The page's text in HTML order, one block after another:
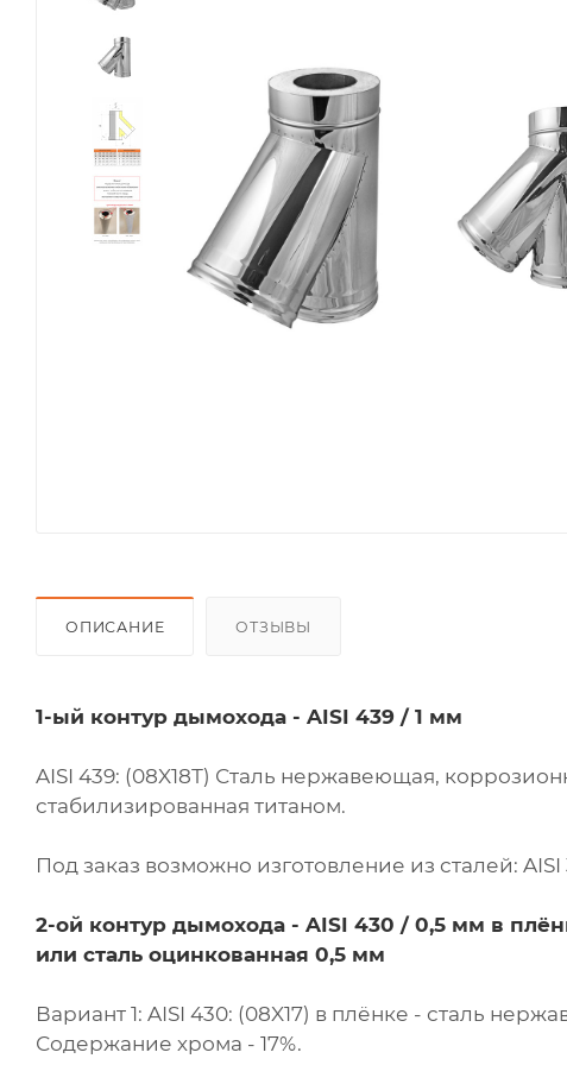
ОПИСАНИЕ ОТЗЫВЫ
1-ый контур дымохода - AISI 439 / 1 мм
AISI 439: (08X18Т) Сталь нержавеющая,
стабилизированная титаном.
Под заказ возможно изготовление из сталей: AISI
2-ой контур дымохода - AISI 430 / 0,5 мм в
или сталь оцинкованная 0,5 мм
Вариант 1: AISI 430: (08X17) в плёнке - сталь
Содержание хрома - 17%.